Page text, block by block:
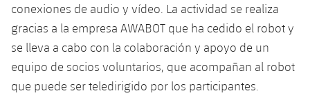
conexiones de audio y vídeo. La actividad se realiza
gracias a la empresa AWABOT que ha cedido el robot y
se lleva a cabo con la colaboración y apoyo de un
equipo de socios voluntarios, que acompañan al robot
que puede ser teledirigido por los participantes.